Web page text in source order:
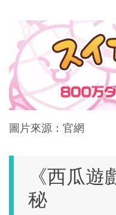
圖片來源：官網
《西瓜
秘